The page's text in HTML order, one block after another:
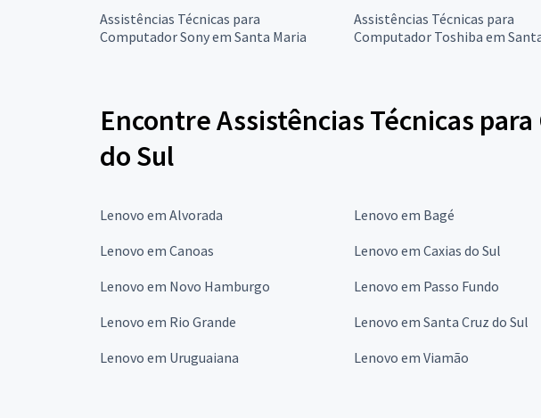
Assistências Técnicas para
Computador Sony em Santa Maria
Assistências Técnicas para
Computador Toshiba em
Encontre Assistências Técnicas
do Sul
Lenovo em Alvorada Lenovo em Bagé
Lenovo em Canoas
Lenovo em Caxias do Sul
Lenovo em Novo Hamburgo
Lenovo em Passo Fundo
Lenovo em Rio Grande
Lenovo em Santa Cruz do Sul
Lenovo em Uruguaiana
Lenovo em Viamão